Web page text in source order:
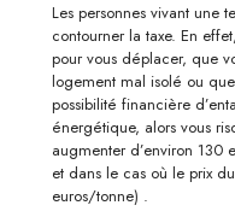
Les personnes vivant une
contourner la taxe. En
pour vous déplacer, que
logement mal isolé ou que
possibilité financière
énergétique, alors vous
augmenter d’environ 130
et dans le cas où le prix
euros/tonne) .